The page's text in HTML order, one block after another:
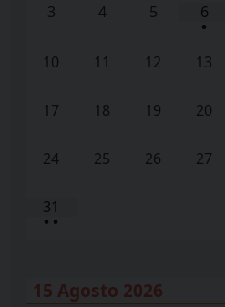
3 4 5 6
•
10 11 12 13
17 18 19 20
24 25 26 27
31
• •
15 Agosto 2026